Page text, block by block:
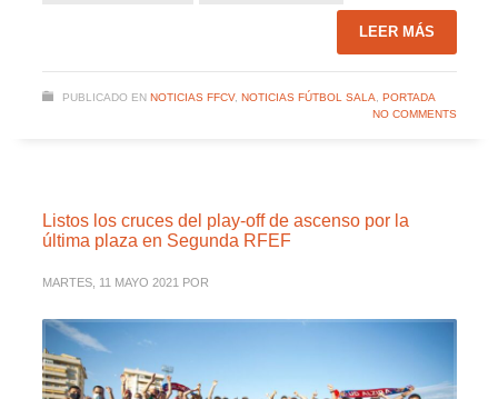
LEER MÁS
PUBLICADO EN NOTICIAS FFCV, NOTICIAS FÚTBOL SALA
PORTADA
NO COMMENTS
Listos los cruces del play-off de ascenso por la
última plaza en Segunda RFEF
MARTES, 11 MAYO 2021 POR